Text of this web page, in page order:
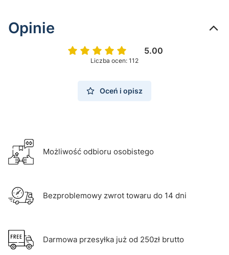
Opinie
5.00
Liczba ocen: 112
Oceń i opisz
Możliwość odbioru osobistego
Bezproblemowy zwrot towaru do 14 dni
Darmowa przesyłka już od 250zł brutto